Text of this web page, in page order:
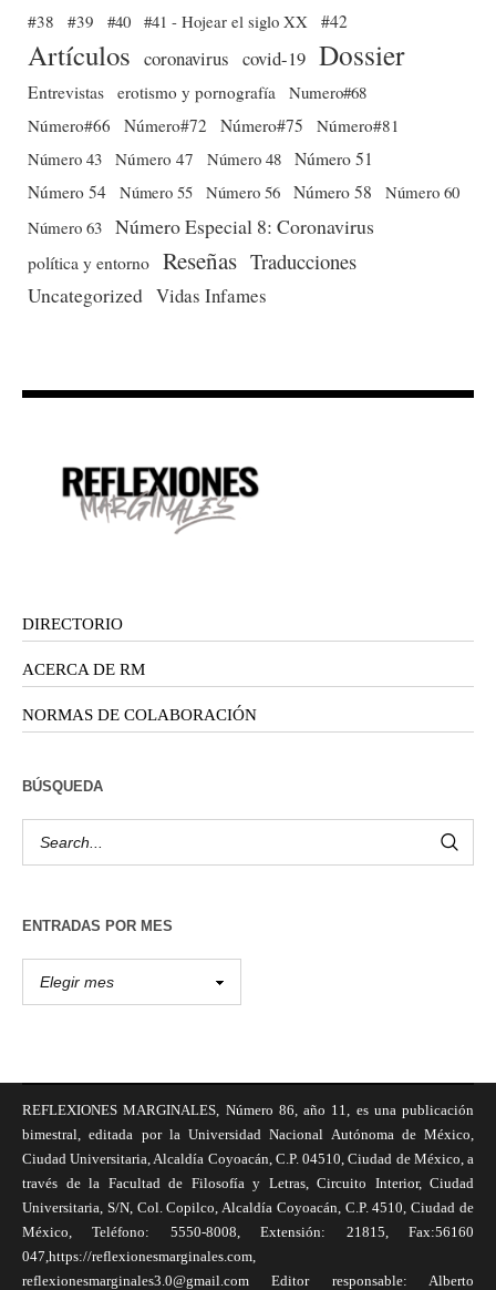
#38
#39 #40 #41 - Hojear el siglo XX #42
Artículos coronavirus covid-19 Dossier
Entrevistas erotismo y pornografía
Numero#68
Número#66
Número#72 Número#75
Número#81
Número 43 Número 47 Número 48 Número 51
Número 54 Número 55 Número 56 Número 58
Número 60
Número 63 Número Especial 8: Coronavirus
política y entorno Reseñas Traducciones
Uncategorized Vidas Infames
DIRECTORIO
ACERCA DE RM
NORMAS DE COLABORACIÓN
BÚSQUEDA
ENTRADAS POR MES
REFLEXIONES MARGINALES, Número 86, año 11, es una publicación
bimestral, editada por la Universidad Nacional Autónoma de México,
Ciudad Universitaria, Alcaldía Coyoacán, C.P. 04510, Ciudad de México, a
través de la Facultad de Filosofía y Letras, Circuito Interior, Ciudad
Universitaria, S/N, Col. Copilco, Alcaldía Coyoacán, C.P. 4510, Ciudad de
México, Teléfono: 5550-8008, Extensión: 21815, Fax:56160
047,https://reflexionesmarginales.com,
reflexionesmarginales3.0@gmail.com Editor responsable: Alberto